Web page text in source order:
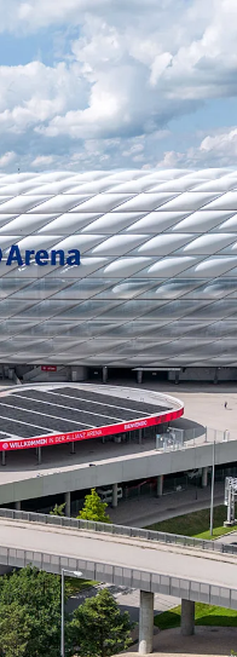
на